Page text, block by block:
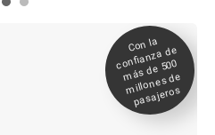
Con la
confianza de
más de 500
millones de
pasajeros